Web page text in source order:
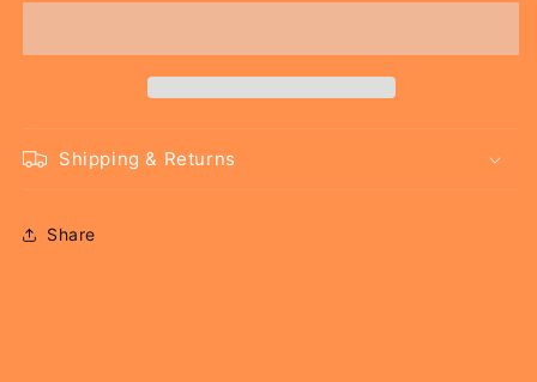
200ml
200ml
Shipping & Returns
Share